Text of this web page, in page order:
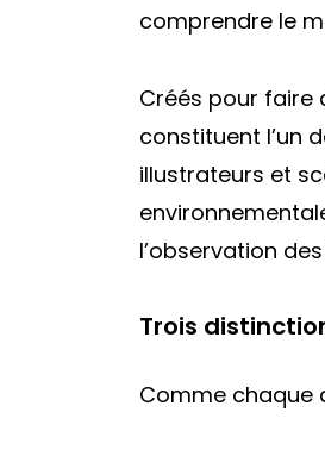
comprendre le
Créés pour faire
constituent l’un
illustrateurs et
l’observation
Trois
Comme chaque